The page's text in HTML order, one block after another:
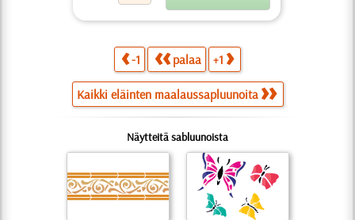
-1 palaa +1
Kaikki eläinten maalaussapluunoita
Näytteitä sabluunoista